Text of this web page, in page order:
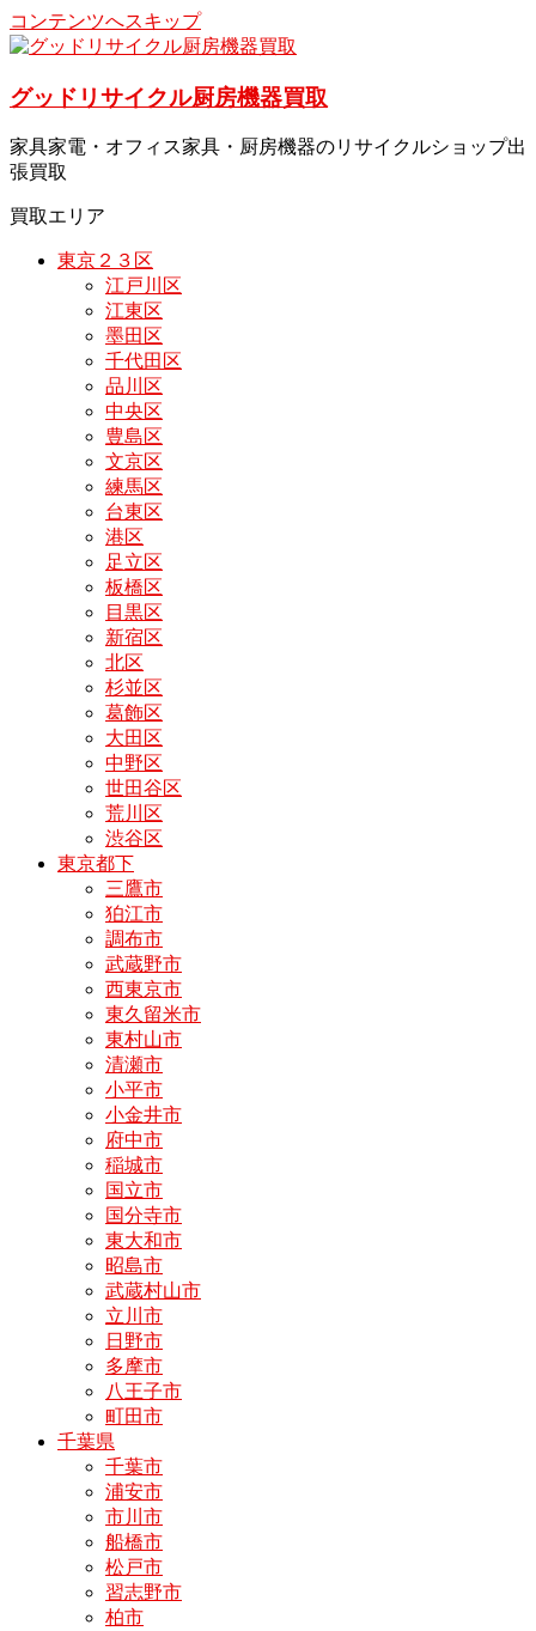
コンテンツへスキップ
グッドリサイクル厨房機器買取
家具家電・オフィス家具・厨房機器のリサイクルショップ出
張買取
買取エリア
東京２３区
江戸川区
江東区
墨田区
千代田区
品川区
中央区
豊島区
文京区
練馬区
台東区
港区
足立区
板橋区
目黒区
新宿区
北区
杉並区
葛飾区
大田区
中野区
世田谷区
荒川区
渋谷区
東京都下
三鷹市
狛江市
調布市
武蔵野市
西東京市
東久留米市
東村山市
清瀬市
小平市
小金井市
府中市
稲城市
国立市
国分寺市
東大和市
昭島市
武蔵村山市
立川市
日野市
多摩市
八王子市
町田市
千葉県
千葉市
浦安市
市川市
船橋市
松戸市
習志野市
柏市